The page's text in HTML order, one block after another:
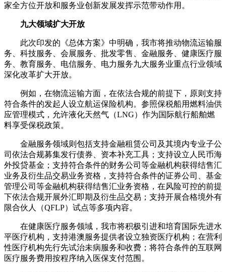
家全方位开放和服务业创新发展发挥示范带动作用。
九大领域扩大开放
此次印发的《总体方案》中明确，我市将推动物流运输服
务、科技服务、会展服务、批发零售、金融服务、健康医疗服
务、教育服务、电信服务、电力服务九大服务业重点行业领域
深化改革扩大开放。
例如，在物流运输方面，在依法合规的前提下，原则支持
符合条件的发起人设立航运保险机构。参照保税船用燃料油供
应管理模式，允许液化天然气（LNG）作为国际航行船舶燃
料享受保税政策。
金融服务领域则包括支持金融租赁公司及其境内专业子公
司依法合规募集发行债券、资本补充工具； 支持设立人民币海
外投贷基金；支持符合条件的财务公司等金融机构获得结售汇
业务及衍生品交易业务资格，支持符合条件的证券公司、基金
管理公司等金融机构获得结售汇业务资格，在风险可控的前提
下依法合规开展外汇即期及衍生品交易；支持开展合格境外有
限合伙人（QFLP）试点等多项内容。
在健康医疗服务领域，我市将积极引进和培育国际先进水
平医疗机构，支持港澳服务提供者设立独资医疗机构；在营利
性医疗机构先行先试治未病服务和收费；将符合条件的互联网
医疗服务费用按程序纳入医保支付范围。